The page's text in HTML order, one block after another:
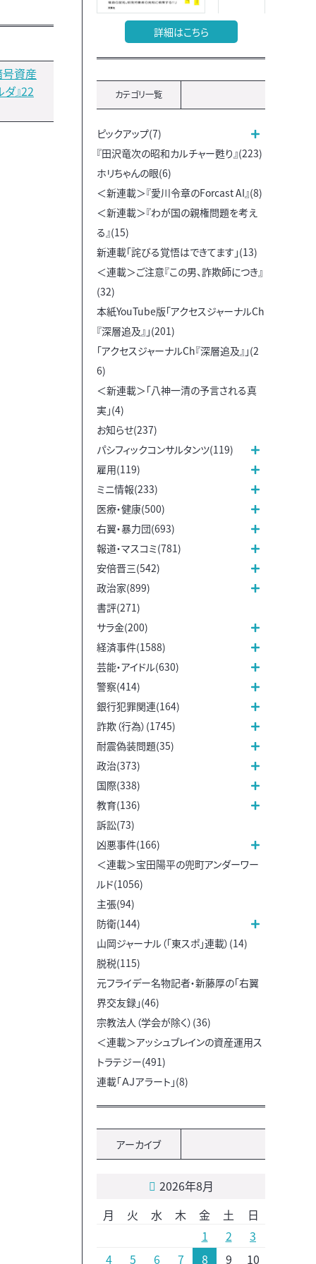
資産
』22
詳細はこちら
カテゴリ一覧
ピックアップ(7)
『田沢竜次の昭和カルチャー甦り』(223)
ホリちゃんの眼(6)
＜新連載＞『愛川令章のForcast AI』(8)
＜新連載＞『わが国の親権問題を考え
る』(15)
新連載「詫びる覚悟はできてます」(13)
＜連載＞ご注意『この男、詐欺師につき』
(32)
本紙YouTube版「アクセスジャーナルCh
『深層追及』」(201)
「アクセスジャーナルCh『深層追及』」(2
6)
＜新連載＞「八神一清の予言される真
実」(4)
お知らせ(237)
パシフィックコンサルタンツ(119)
雇用(119)
ミニ情報(233)
医療・健康(500)
右翼・暴力団(693)
報道・マスコミ(781)
安倍晋三(542)
政治家(899)
書評(271)
サラ金(200)
経済事件(1588)
芸能・アイドル(630)
警察(414)
銀行犯罪関連(164)
詐欺（行為）(1745)
耐震偽装問題(35)
政治(373)
国際(338)
教育(136)
訴訟(73)
凶悪事件(166)
＜連載＞宝田陽平の兜町アンダーワー
ルド(1056)
主張(94)
防衛(144)
山岡ジャーナル（「東スポ」連載）(14)
脱税(115)
元フライデー名物記者・新藤厚の「右翼
界交友録」(46)
宗教法人（学会が除く）(36)
＜連載＞アッシュブレインの資産運用ス
トラテジー(491)
連載「ＡＪアラート」(8)
アーカイブ
2026年8月
月
火 水 木 金 土
日
1
2
3
4
5 6 7 8 9 10